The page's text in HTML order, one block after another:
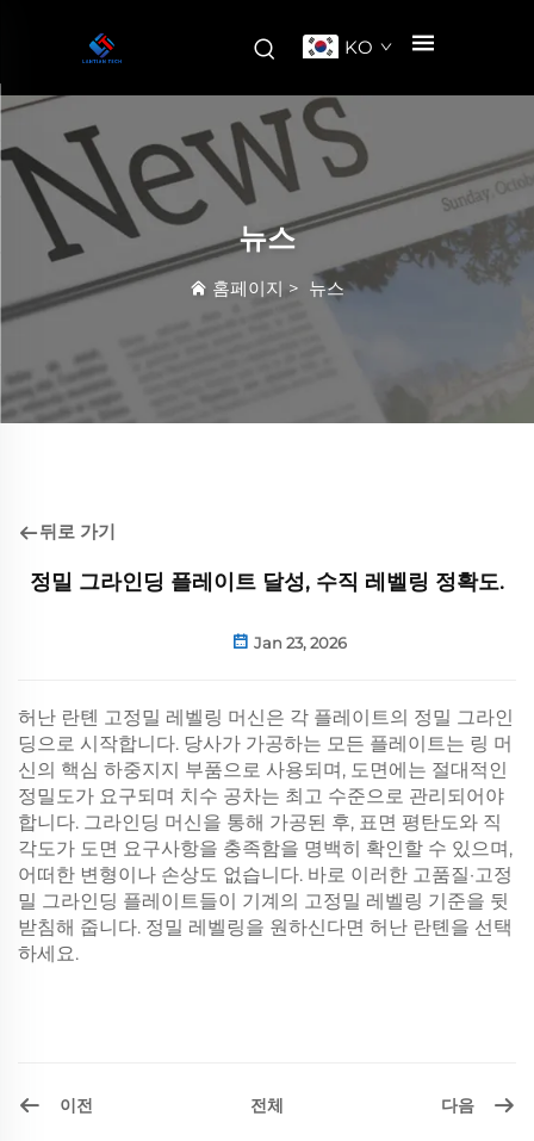
KO
뉴스
홈페이지 > 뉴스
뒤로 가기
정밀 그라인딩 플레이트 달성, 수직 레벨링 정확도.
Jan 23, 2026
허난 란톈 고정밀 레벨링 머신은 각 플레이트의 정밀 그라인
딩으로 시작합니다. 당사가 가공하는 모든 플레이트는 링 머
신의 핵심 하중지지 부품으로 사용되며, 도면에는 절대적인
정밀도가 요구되며 치수 공차는 최고 수준으로 관리되어야
합니다. 그라인딩 머신을 통해 가공된 후, 표면 평탄도와 직
각도가 도면 요구사항을 충족함을 명백히 확인할 수 있으며,
어떠한 변형이나 손상도 없습니다. 바로 이러한 고품질·고정
밀 그라인딩 플레이트들이 기계의 고정밀 레벨링 기준을 뒷
받침해 줍니다. 정밀 레벨링을 원하신다면 허난 란톈을 선택
하세요.
이전 전체 다음